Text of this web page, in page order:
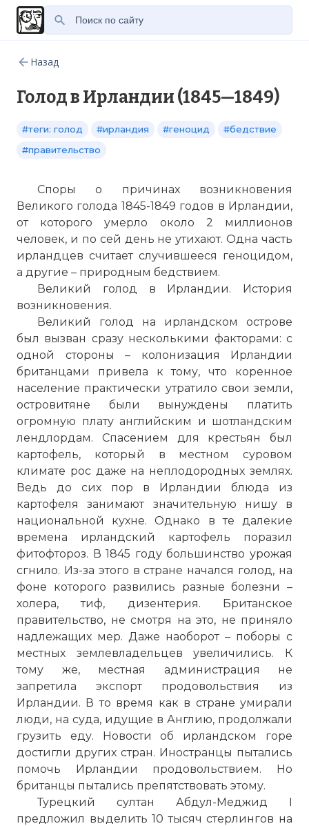
Назад
Голод в Ирландии (1845—1849)
#теги: голод #ирландия #геноцид
#бедствие
#правительство
Споры о причинах возникновения
Великого голода 1845-1849 годов в Ирландии,
от которого умерло около 2 миллионов
человек, и по сей день не утихают. Одна часть
ирландцев считает случившееся геноцидом,
а другие – природным бедствием.
Великий голод в Ирландии. История
возникновения.
Великий голод на ирландском острове
был вызван сразу несколькими факторами: с
одной стороны – колонизация Ирландии
британцами привела к тому, что коренное
население практически утратило свои земли,
островитяне были вынуждены платить
огромную плату английским и шотландским
лендлордам. Спасением для крестьян был
картофель, который в местном суровом
климате рос даже на неплодородных землях.
Ведь до сих пор в Ирландии блюда из
картофеля занимают значительную нишу в
национальной кухне. Однако в те далекие
времена ирландский картофель поразил
фитофтороз. В 1845 году большинство урожая
сгнило. Из-за этого в стране начался голод, на
фоне которого развились разные болезни –
холера, тиф, дизентерия. Британское
правительство, не смотря на это, не приняло
надлежащих мер. Даже наоборот – поборы с
местных землевладельцев увеличились. К
тому же, местная администрация не
запретила экспорт продовольствия из
Ирландии. В то время как в стране умирали
люди, на суда, идущие в Англию, продолжали
грузить еду. Новости об ирландском горе
достигли других стран. Иностранцы пытались
помочь Ирландии продовольствием. Но
британцы пытались препятствовать этому.
Турецкий султан Абдул-Меджид I
предложил выделить 10 тысяч стерлингов на